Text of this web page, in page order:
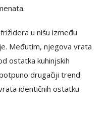
u nišu između
Međutim, njegova vrata
ostatka kuhinjskih
drugačiji trend:
identičnih ostatku